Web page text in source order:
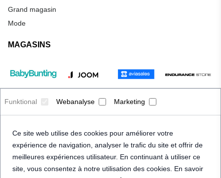
Funktional Webanalyse Marketing
Ce site web utilise des cookies pour améliorer votre
expérience de navigation, analyser le trafic du site et offrir de
meilleures expériences utilisateur. En continuant à utiliser ce
site, vous consentez à notre utilisation des cookies. En savoir
Grand magasin
Mode
MAGASINS